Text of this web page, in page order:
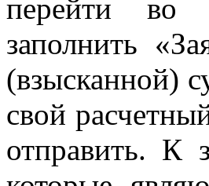
перейти во
заполнить
(взысканной)
свой
отправить. К